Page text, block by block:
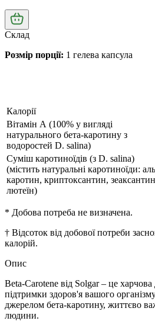
Склад
Розмір порції: 1 гелева капсула
Калорії
Вітамін А (100% у вигляді
натурального бета-каротину з
водоростей D. salina)
Суміш каротиноїдів (з D. salina)
(містить натуральні каротиноїди:
каротин, криптоксантин,
лютеїн)
* Добова потреба не визначена.
† Відсоток від добової потреби
калорій.
Опис
Beta-Carotene від Solgar – це
підтримки здоров'я вашого
джерелом бета-каротину, життєво
людини.